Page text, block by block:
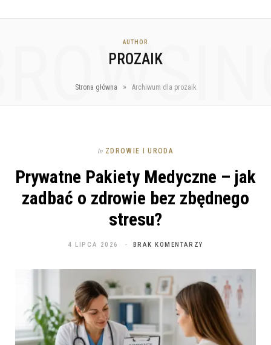
AUTHOR
PROZAIK
Strona główna » Archiwum dla prozaik
In ZDROWIE I URODA
Prywatne Pakiety Medyczne – jak
zadbać o zdrowie bez zbędnego
stresu?
4 LIPCA 2026 BRAK KOMENTARZY